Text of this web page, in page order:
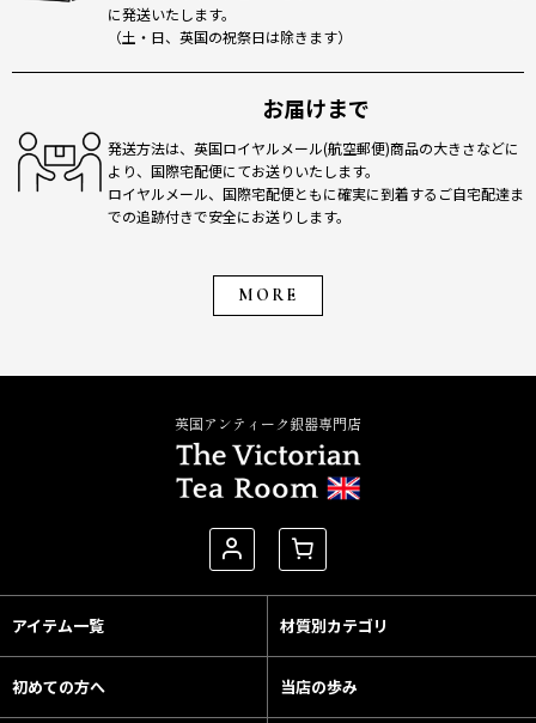
に発送いたします。
（土・日、英国の祝祭日は除きます）
お届けまで
発送方法は、英国ロイヤルメール(航空郵便)商品の大きさなどに
より、国際宅配便にてお送りいたします。
ロイヤルメール、国際宅配便ともに確実に到着するご自宅配達ま
での追跡付きで安全にお送りします。
MORE
英国アンティーク銀器専門店
アイテム一覧 材質別カテゴリ
初めての方へ 当店の歩み